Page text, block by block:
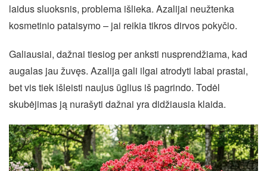
laidus sluoksnis, problema išlieka. Azalijai neužtenka
kosmetinio pataisymo – jai reikia tikros dirvos pokyčio.
Galiausiai, dažnai tiesiog per anksti nusprendžiama, kad
augalas jau žuvęs. Azalija gali ilgai atrodyti labai prastai,
bet vis tiek išleisti naujus ūglius iš pagrindo. Todėl
skubėjimas ją nurašyti dažnai yra didžiausia klaida.